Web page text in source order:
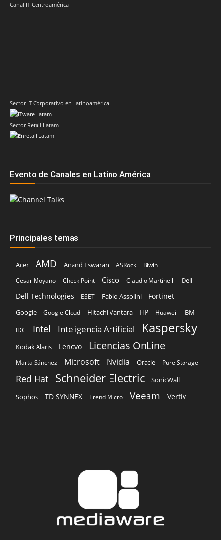
Canal IT Centroamérica
Sector IT Corporativo en Latinoamérica
Sector Retail Latam
Evento de Canales en Latino América
Principales temas
Acer AMD Anand Eswaran ASRock
Biwin
Cesar Moyano
Check Point Cisco Claudio Martinelli Dell
Dell Technologies ESET Fabio Assolini Fortinet
Google Google Cloud Hitachi Vantara HP Huawei IBM
IDC Intel Inteligencia Artificial Kaspersky
Kodak Alaris Lenovo Licencias OnLine
Marta Sánchez Microsoft Nvidia Oracle Pure Storage
Red Hat Schneider Electric SonicWall
Sophos TD SYNNEX Trend Micro Veeam Vertiv